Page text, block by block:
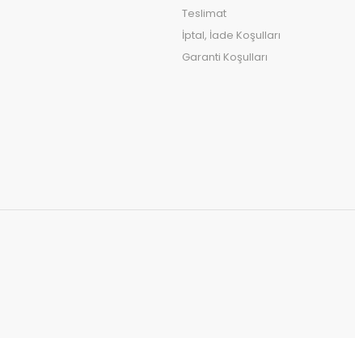
Teslimat
İptal, İade Koşulları
Garanti Koşulları